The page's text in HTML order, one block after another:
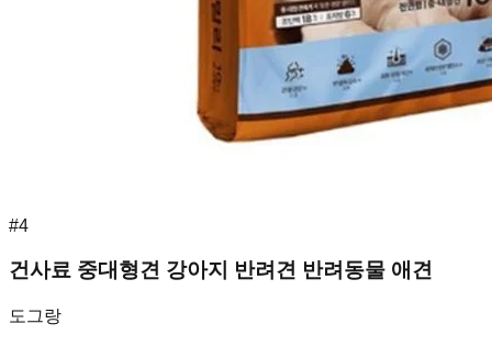
#4
건사료 중대형견 강아지 반려견 반려동물 애견
도그랑